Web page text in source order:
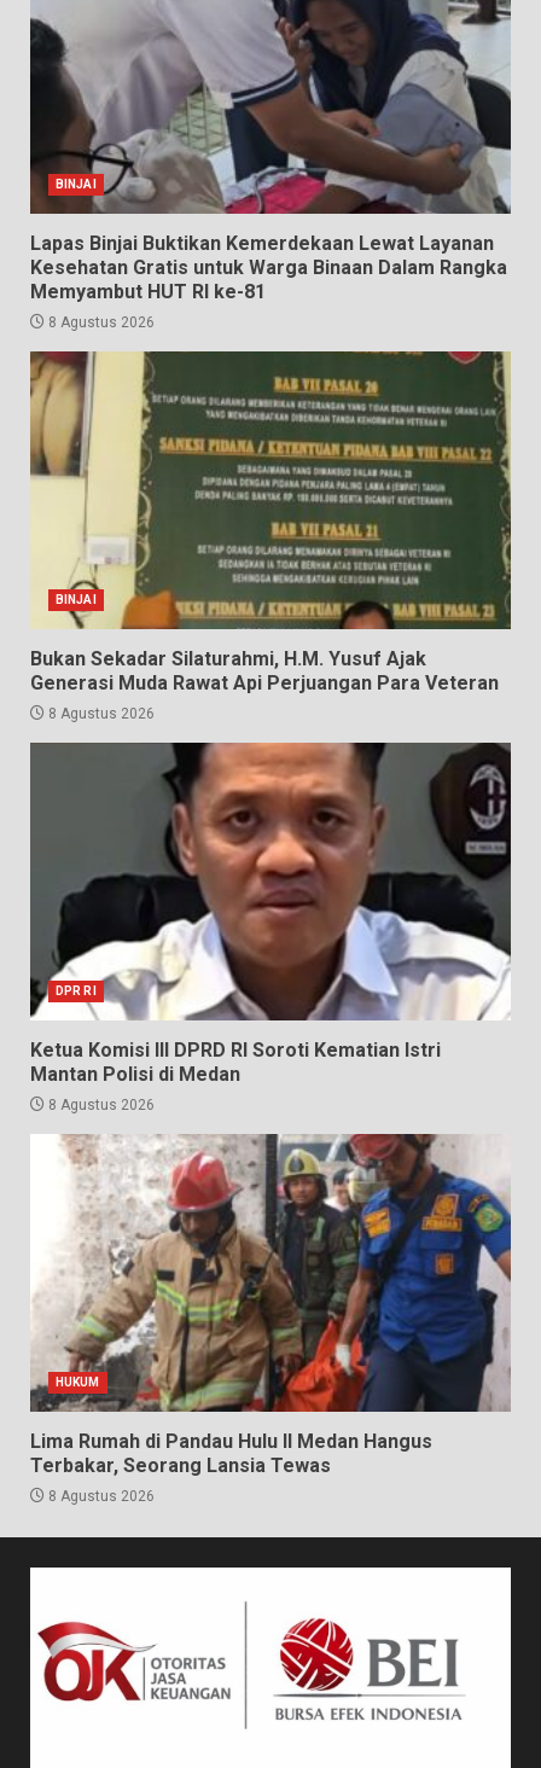
BINJAI
Lapas Binjai Buktikan Kemerdekaan Lewat Layanan
Kesehatan Gratis untuk Warga Binaan Dalam Rangka
Memyambut HUT RI ke-81
8 Agustus 2026
BINJAI
Bukan Sekadar Silaturahmi, H.M. Yusuf Ajak
Generasi Muda Rawat Api Perjuangan Para Veteran
8 Agustus 2026
DPR RI
Ketua Komisi III DPRD RI Soroti Kematian Istri
Mantan Polisi di Medan
8 Agustus 2026
HUKUM
Lima Rumah di Pandau Hulu II Medan Hangus
Terbakar, Seorang Lansia Tewas
8 Agustus 2026